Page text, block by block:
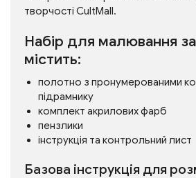
творчості CultMall.
Набір для малювання
містить:
полотно з пронумерованими
підрамнику
комплект акрилових фарб
пензлики
інструкція та контрольний лист
Базова інструкція для